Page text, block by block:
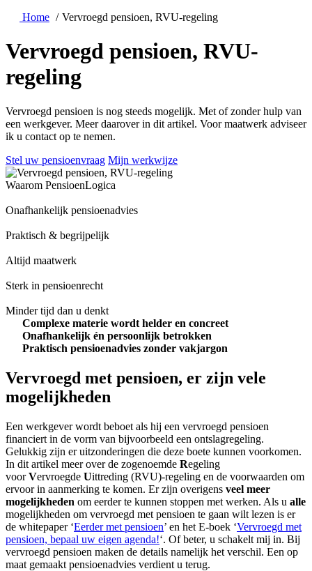
Home
Vervroegd pensioen, RVU-regeling
Vervroegd pensioen, RVU-
regeling
Vervroegd pensioen is nog steeds mogelijk. Met of zonder hulp van
een werkgever. Meer daarover in dit artikel. Voor maatwerk adviseer
ik u contact op te nemen.
Stel uw pensioenvraag Mijn werkwijze
Waarom PensioenLogica
Onafhankelijk pensioenadvies
Praktisch & begrijpelijk
Altijd maatwerk
Sterk in pensioenrecht
Minder tijd dan u denkt
Complexe materie wordt helder en concreet
Onafhankelijk én persoonlijk betrokken
Praktisch pensioenadvies zonder vakjargon
Vervroegd met pensioen, er zijn vele
mogelijkheden
Een werkgever wordt beboet als hij een vervroegd pensioen
financiert in de vorm van bijvoorbeeld een ontslagregeling.
Gelukkig zijn er uitzonderingen die deze boete kunnen voorkomen.
In dit artikel meer over de zogenoemde Regeling
voorVervroegde Uittreding (RVU)-regeling en de voorwaarden om
ervoor in aanmerking te komen. Er zijn overigens veel meer
mogelijkheden om eerder te kunnen stoppen met werken. Als u alle
mogelijkheden om vervroegd met pensioen te gaan wilt lezen is er
de whitepaper ‘Eerder met pensioen’ en het E-boek ‘Vervroegd met
pensioen, bepaal uw eigen agenda!‘. Of beter, u schakelt mij in. Bij
vervroegd pensioen maken de details namelijk het verschil. Een op
maat gemaakt pensioenadvies verdient u terug.